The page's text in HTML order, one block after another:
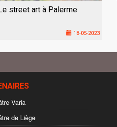
street art à Palerme
18-05-2023
Varia
de Liège